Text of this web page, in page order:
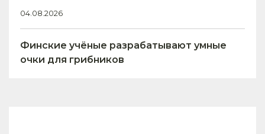
04.08.2026
Финские учёные разрабатывают умные
очки для грибников